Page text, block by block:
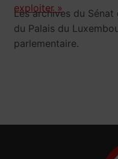
Les archives du
du Palais du
parlementaire.